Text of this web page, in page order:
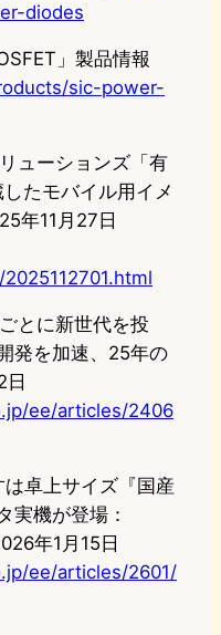
diodes
」製品情報
sic-power-
ューションズ「有
たモバイル用イメ
年11月27日
とに新世代を投
発を加速、25年の
日
ee/articles/2406
卓上サイズ『国産
実機が登場：
年1月15日
ee/articles/2601/